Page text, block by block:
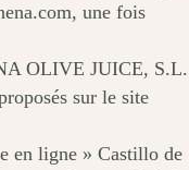
une fois
OLIVE JUICE, S.L.
sur le site
en ligne » Castillo de